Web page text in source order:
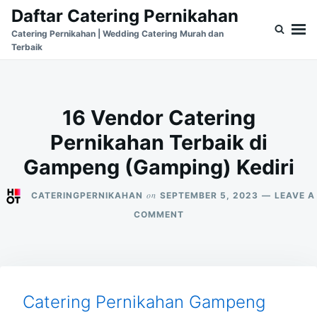
Skip
content
Search
for:
Daftar Catering Pernikahan
Catering Pernikahan | Wedding Catering Murah dan
Terbaik
16 Vendor Catering
Pernikahan Terbaik di
Gampeng (Gamping) Kediri
CATERINGPERNIKAHAN on SEPTEMBER 5, 2023
LEAVE A
COMMENTON
DI
GAMPENG
Catering Pernikahan Gampeng